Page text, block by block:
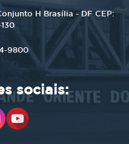
H Brasília - DF CEP:
9800
sociais: